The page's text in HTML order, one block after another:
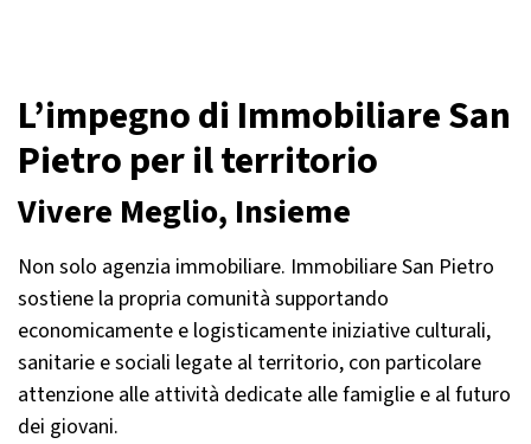
L’impegno di Immobiliare San
Pietro per il territorio
Vivere Meglio, Insieme
Non solo agenzia immobiliare. Immobiliare San Pietro
sostiene la propria comunità supportando
economicamente e logisticamente iniziative culturali,
sanitarie e sociali legate al territorio, con particolare
attenzione alle attività dedicate alle famiglie e al futuro
dei giovani.